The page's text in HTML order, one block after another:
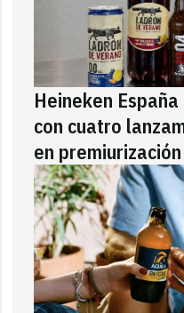
Heineken
con cuatro
en premiurización